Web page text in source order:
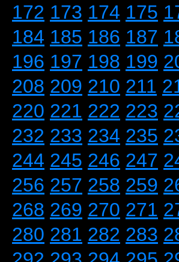
172 173 174 175
184 185 186 187
196 197 198 199
208 209 210 211
220 221 222 223
232 233 234 235
244 245 246 247
256 257 258 259
268 269 270 271
280 281 282 283